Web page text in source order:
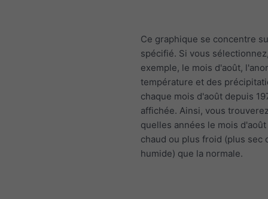
Ce graphique se concentre
spécifié. Si vous
exemple, le mois d'août,
température et des
chaque mois d'août depuis
affichée. Ainsi, vous
quelles années le mois
chaud ou plus froid (plus sec
humide) que la normale.